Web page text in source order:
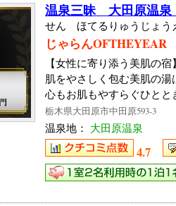
温泉三昧 大田原温
せん ほてるりゅうじょう
じゃらんOFTHEYEAR
【女性に寄り添う美肌の
肌をやさしく包む美肌の
心もお肌もやすらぐひとと
栃木県大田原市中田原593-3
温泉地： 大田原温泉
4.7